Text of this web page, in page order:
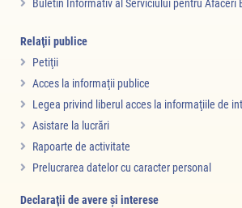
Buletin Informativ al Serviciului pentru Afaceri
Relaţii publice
Petiţii
Acces la informaţii publice
Legea privind liberul acces la informaţiile de
Asistare la lucrări
Rapoarte de activitate
Prelucrarea datelor cu caracter personal
Declaraţii de avere şi interese